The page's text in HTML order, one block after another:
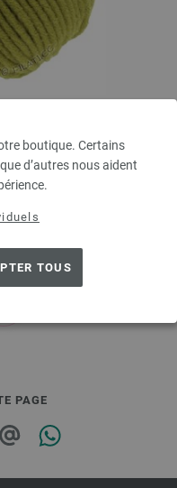
boutique. Certains
d’autres nous aident
TOUS
50 % Acrylique
55 m / 50 g
PAGE